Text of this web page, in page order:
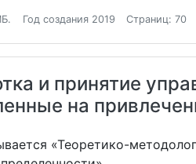
Год создания 2019 Страниц: 70
и принятие
на
«Теоретико-